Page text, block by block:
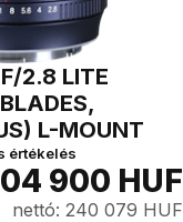
2.8 LITE
L-MOUNT
értékelés
900 HUF
nettó: 240 079 HUF